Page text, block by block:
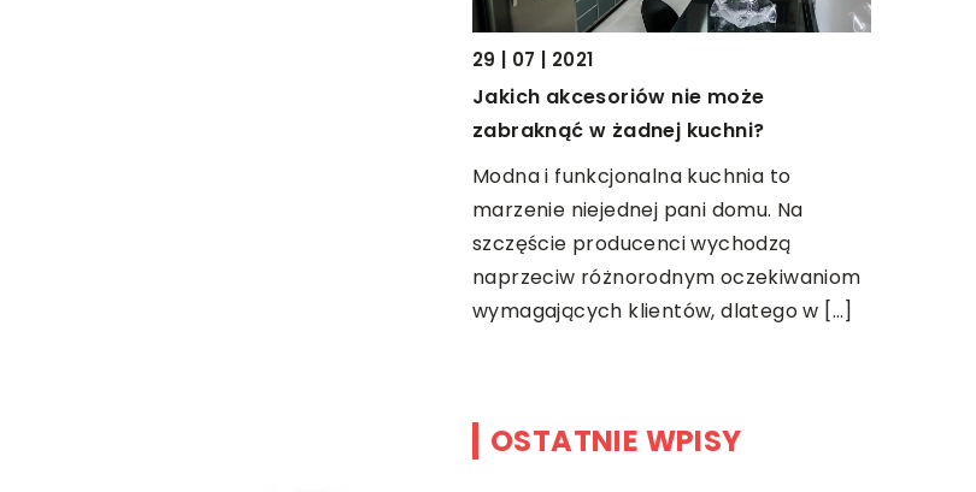
29 | 07 | 2021
Jakich akcesoriów nie może
zabraknąć w żadnej kuchni?
Modna i funkcjonalna kuchnia to
marzenie niejednej pani domu. Na
szczęście producenci wychodzą
naprzeciw różnorodnym oczekiwaniom
wymagających klientów, dlatego w […]
OSTATNIE WPISY